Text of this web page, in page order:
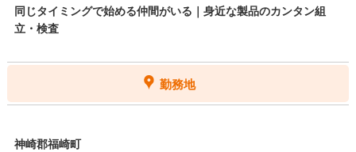
同じタイミングで始める仲間がいる｜身近な製品のカンタン組
立・検査
勤務地
神崎郡福崎町